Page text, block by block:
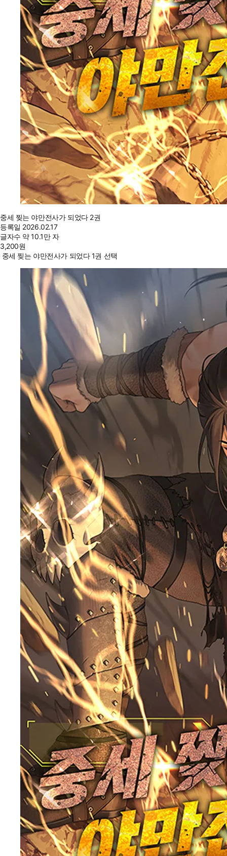
중세 찢는 야만전사가 되었다 2권
등록일 2026.02.17
글자수 약 10.1만 자
3,200원
중세 찢는 야만전사가 되었다 1권 선택